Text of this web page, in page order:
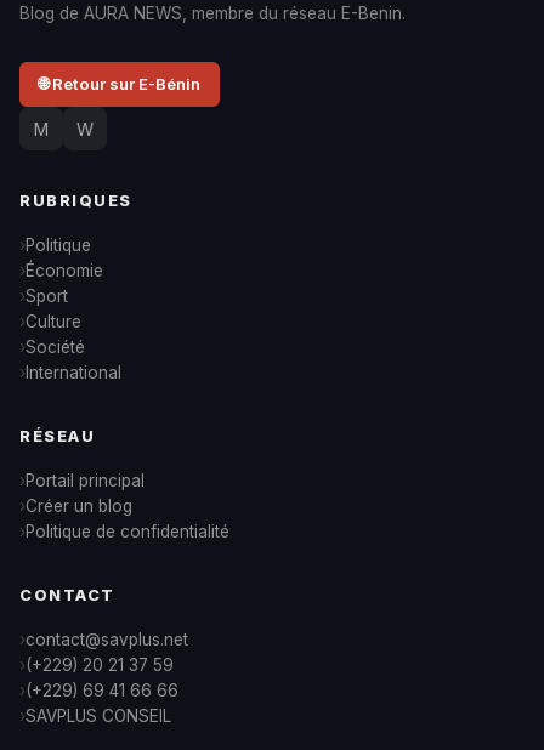
Blog de AURA NEWS, membre du réseau E-Benin.
🌐 Retour sur E-Bénin
M W
RUBRIQUES
Politique
Économie
Sport
Culture
Société
International
RÉSEAU
Portail principal
Créer un blog
Politique de confidentialité
CONTACT
contact@savplus.net
(+229) 20 21 37 59
(+229) 69 41 66 66
SAVPLUS CONSEIL